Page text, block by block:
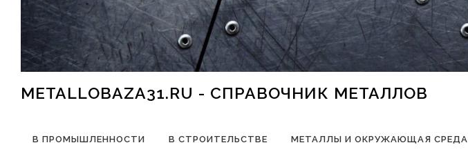
METALLOBAZA31.RU - СПРАВОЧНИК МЕТАЛЛОВ
В ПРОМЫШЛЕННОСТИ В СТРОИТЕЛЬСТВЕ МЕТАЛЛЫ И ОКРУЖАЮЩАЯ СРЕДА